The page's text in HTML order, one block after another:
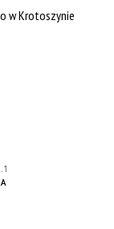
w Krotoszynie